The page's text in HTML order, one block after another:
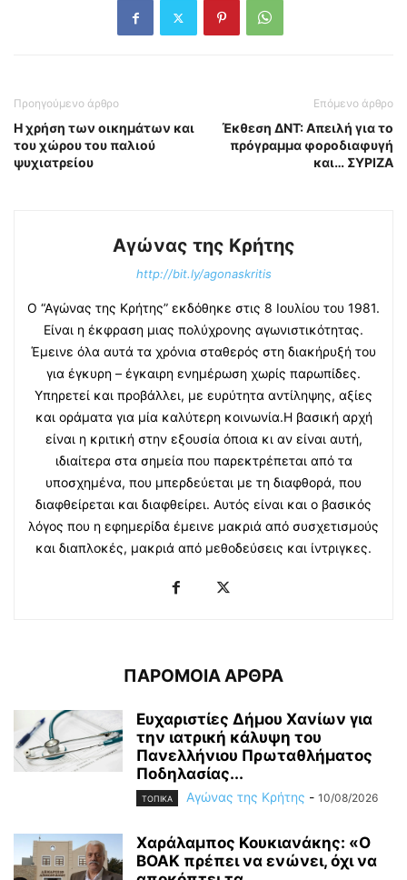
Προηγούμενο άρθρο
Η χρήση των οικημάτων και
του χώρου του παλιού
ψυχιατρείου
Επόμενο άρθρο
Έκθεση ΔΝΤ: Απειλή για το
πρόγραμμα φοροδιαφυγή
και… ΣΥΡΙΖΑ
Αγώνας της Κρήτης
http://bit.ly/agonaskritis
Ο “Αγώνας της Κρήτης” εκδόθηκε στις 8 Ιουλίου του 1981.
Είναι η έκφραση μιας πολύχρονης αγωνιστικότητας.
Έμεινε όλα αυτά τα χρόνια σταθερός στη διακήρυξή του
για έγκυρη – έγκαιρη ενημέρωση χωρίς παρωπίδες.
Υπηρετεί και προβάλλει, με ευρύτητα αντίληψης, αξίες
και οράματα για μία καλύτερη κοινωνία.Η βασική αρχή
είναι η κριτική στην εξουσία όποια κι αν είναι αυτή,
ιδιαίτερα στα σημεία που παρεκτρέπεται από τα
υποσχημένα, που μπερδεύεται με τη διαφθορά, που
διαφθείρεται και διαφθείρει. Αυτός είναι και ο βασικός
λόγος που η εφημερίδα έμεινε μακριά από συσχετισμούς
και διαπλοκές, μακριά από μεθοδεύσεις και ίντριγκες.
ΠΑΡΟΜΟΙΑ ΑΡΘΡΑ
Ευχαριστίες Δήμου Χανίων για
την ιατρική κάλυψη του
Πανελλήνιου Πρωταθλήματος
Ποδηλασίας...
ΤΟΠΙΚΑ Αγώνας της Κρήτης - 10/08/2026
Χαράλαμπος Κουκιανάκης: «Ο
ΒΟΑΚ πρέπει να ενώνει, όχι να